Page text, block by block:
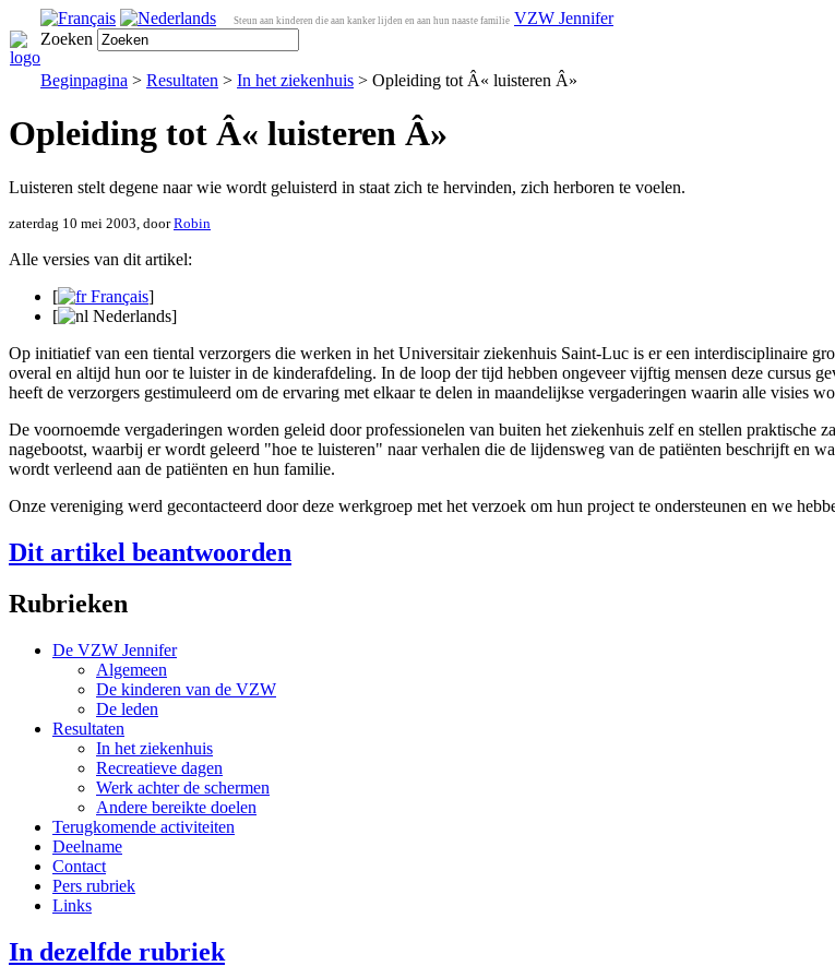
Steun aan kinderen die aan kanker lijden en aan hun naaste familie VZW Jennifer
Zoeken
Beginpagina > Resultaten > In het ziekenhuis > Opleiding tot Â« luisteren Â»
Opleiding tot Â« luisteren Â»
Luisteren stelt degene naar wie wordt geluisterd in staat zich te hervinden, zich herboren te voelen.
zaterdag 10 mei 2003, doorRobin
Alle versies van dit artikel:
[
Français]
[
Nederlands]
Op initiatief van een tiental verzorgers die werken in het Universitair ziekenhuis Saint-Luc is er een interdisciplinaire
overal en altijd hun oor te luister in de kinderafdeling. In de loop der tijd hebben ongeveer vijftig mensen deze cursus
heeft de verzorgers gestimuleerd om de ervaring met elkaar te delen in maandelijkse vergaderingen waarin alle visies
De voornoemde vergaderingen worden geleid door professionelen van buiten het ziekenhuis zelf en stellen praktische
nagebootst, waarbij er wordt geleerd "hoe te luisteren" naar verhalen die de lijdensweg van de patiënten beschrijft en
wordt verleend aan de patiënten en hun familie.
Onze vereniging werd gecontacteerd door deze werkgroep met het verzoek om hun project te ondersteunen en we
Dit artikel beantwoorden
Rubrieken
De VZW Jennifer
Algemeen
De kinderen van de VZW
De leden
Resultaten
In het ziekenhuis
Recreatieve dagen
Werk achter de schermen
Andere bereikte doelen
Terugkomende activiteiten
Deelname
Contact
Pers rubriek
Links
In dezelfde rubriek